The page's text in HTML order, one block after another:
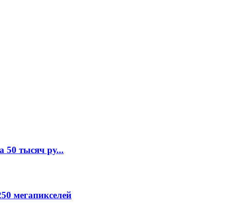
50 тысяч ру...
мегапикселей